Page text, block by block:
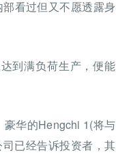
看过但又不愿透露身
到满负荷生产，便能
华的Hengchi 1(将与
已经告诉投资者，其